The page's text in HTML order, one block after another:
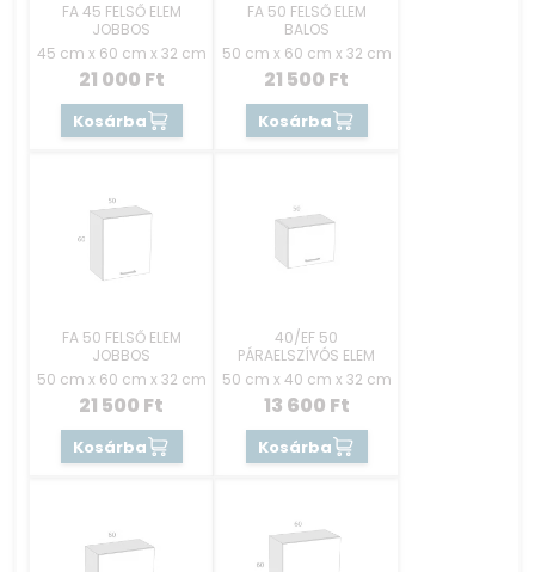
FA 45 FELSŐ ELEM
JOBBOS
45 cm x 60 cm x 32 cm
21 000 Ft
Kosárba
FA 50 FELSŐ ELEM
BALOS
50 cm x 60 cm x 32 cm
21 500 Ft
Kosárba
FA 50 FELSŐ ELEM
JOBBOS
50 cm x 60 cm x 32 cm
21 500 Ft
Kosárba
40/EF 50
PÁRAELSZÍVÓS ELEM
50 cm x 40 cm x 32 cm
13 600 Ft
Kosárba